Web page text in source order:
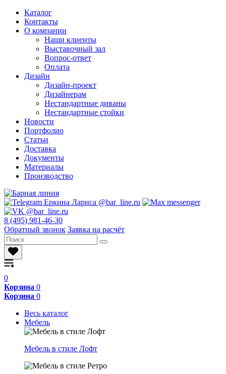
Каталог
Контакты
О компании
Наши клиенты
Выставочный зал
Вопрос-ответ
Оплата
Дизайн
Дизайн-проект
Дизайнерам
Нестандартные диваны
Нестандартные стойки
Новости
Портфолио
Статьи
Доставка
Документы
Материалы
Производство
8 (495) 981-46-30
Обратный звонок Заявка на расчёт
0
Корзина 0
Корзина 0
Весь каталог
Мебель
Мебель в стиле Лофт